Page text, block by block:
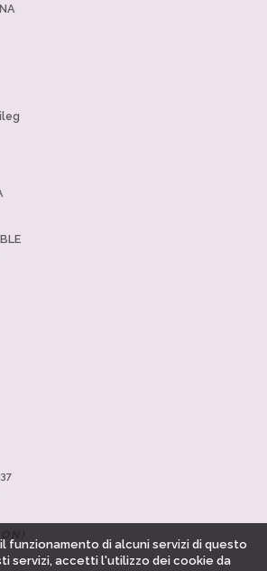
funzionamento di alcuni servizi di questo
servizi, accetti l'utilizzo dei cookie da